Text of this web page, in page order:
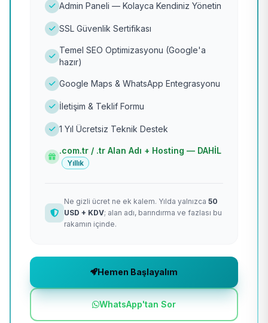
Admin Paneli — Kolayca Kendiniz Yönetin
SSL Güvenlik Sertifikası
Temel SEO Optimizasyonu (Google'a
hazır)
Google Maps & WhatsApp Entegrasyonu
İletişim & Teklif Formu
1 Yıl Ücretsiz Teknik Destek
.com.tr / .tr Alan Adı + Hosting — DAHİL
Yıllık
Ne gizli ücret ne ek kalem. Yılda yalnızca 50
USD + KDV; alan adı, barındırma ve fazlası bu
rakamın içinde.
Hemen Başlayalım
WhatsApp'tan Sor